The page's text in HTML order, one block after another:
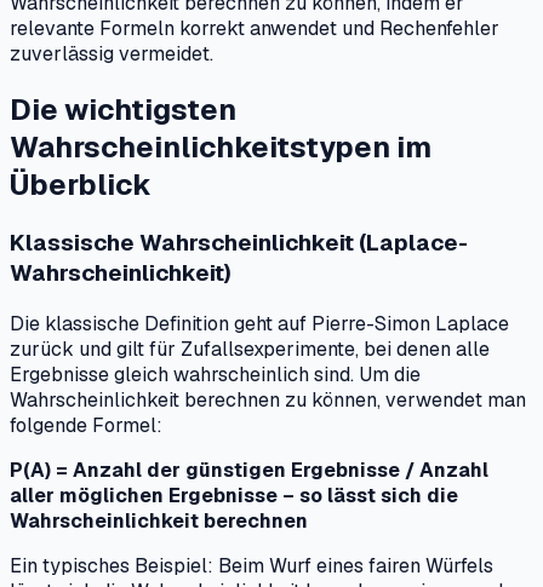
relevante Formeln korrekt anwendet und Rechenfehler
zuverlässig vermeidet.
Die wichtigsten
Wahrscheinlichkeitstypen im
Überblick
Klassische Wahrscheinlichkeit (Laplace-
Wahrscheinlichkeit)
Die klassische Definition geht auf Pierre-Simon Laplace
zurück und gilt für Zufallsexperimente, bei denen alle
Ergebnisse gleich wahrscheinlich sind. Um die
Wahrscheinlichkeit berechnen zu können, verwendet man
folgende Formel:
P(A) = Anzahl der günstigen Ergebnisse / Anzahl
aller möglichen Ergebnisse – so lässt sich die
Wahrscheinlichkeit berechnen
Ein typisches Beispiel: Beim Wurf eines fairen Würfels